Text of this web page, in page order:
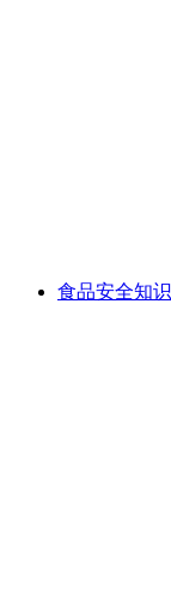
食品安全知识